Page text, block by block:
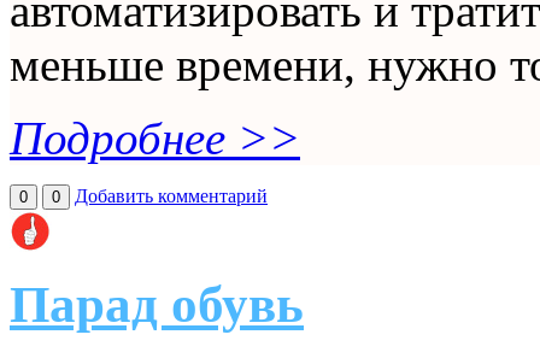
меньше времени, нужно
Подробнее >>
0 0 Добавить комментарий
Парад обувь